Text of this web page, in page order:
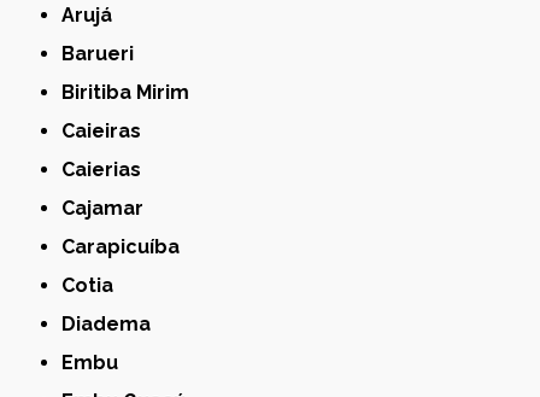
Arujá
Barueri
Biritiba Mirim
Caieiras
Caierias
Cajamar
Carapicuíba
Cotia
Diadema
Embu